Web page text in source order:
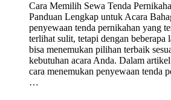
Cara Memilih Sewa Tenda
Panduan Lengkap untuk Acara
penyewaan tenda pernikahan yang
terlihat sulit, tetapi dengan beberapa
bisa menemukan pilihan terbaik
kebutuhan acara Anda. Dalam
cara menemukan penyewaan tenda
…